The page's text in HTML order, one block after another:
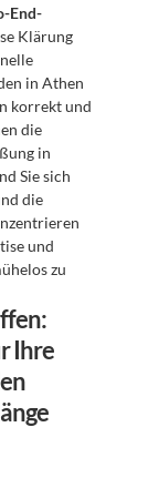
End-
Klärung
in Athen
korrekt und
die
in
Sie sich
die
und
zu
Ihre